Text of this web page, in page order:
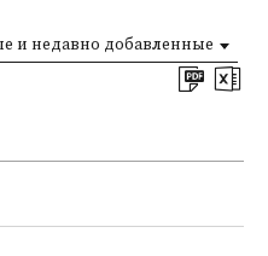
и недавно добавленные